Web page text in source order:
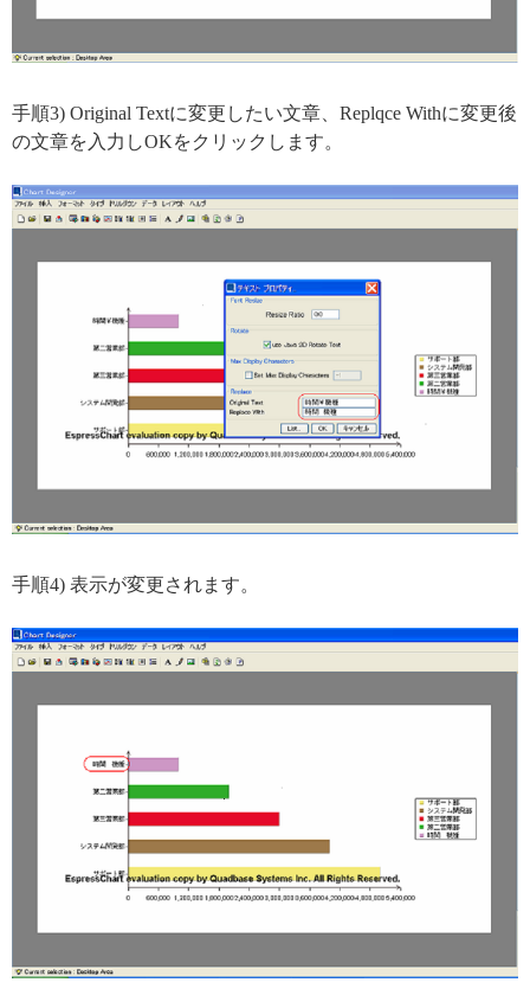
手順3) Original Textに変更したい文章、Replqce Withに変更後
の文章を入力しOKをクリックします。
手順4) 表示が変更されます。